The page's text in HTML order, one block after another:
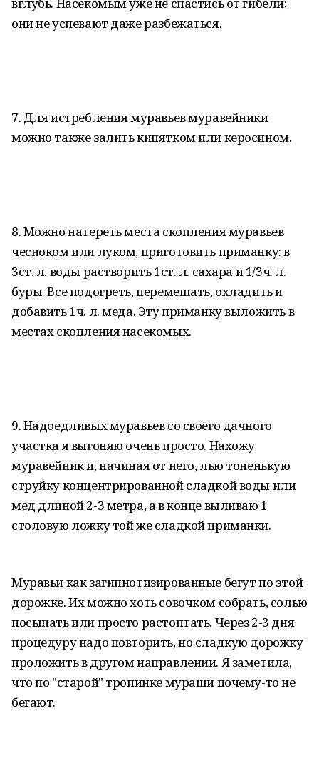
они не успевают даже разбежаться.
7. Для истребления муравьев муравейники
можно также залить кипятком или керосином.
8. Можно натереть места скопления муравьев
чесноком или луком, приготовить приманку: в
3ст. л. воды растворить 1ст. л. сахара и 1/3ч. л.
буры. Все подогреть, перемешать, охладить и
добавить 1ч. л. меда. Эту приманку выложить в
местах скопления насекомых.
9. Надоедливых муравьев со своего дачного
участка я выгоняю очень просто. Нахожу
муравейник и, начиная от него, лью тоненькую
струйку концентрированной сладкой воды или
мед длиной 2-3 метра, а в конце выливаю 1
столовую ложку той же сладкой приманки.
Муравьи как загипнотизированные бегут по этой
дорожке. Их можно хоть совочком собрать, солью
посыпать или просто растоптать. Через 2-3 дня
процедуру надо повторить, но сладкую дорожку
проложить в другом направлении. Я заметила,
что по "старой" тропинке мураши почему-то не
бегают.